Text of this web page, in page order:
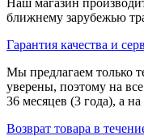
ближнему зарубежью
Гарантия качества и
Мы предлагаем только
уверены, поэтому на
36 месяцев (3 года), а
Возврат товара в